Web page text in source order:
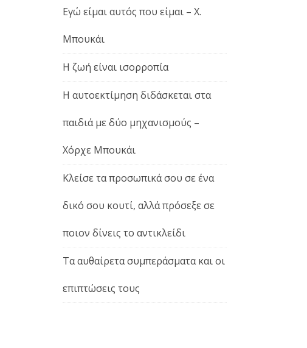
Εγώ είμαι αυτός που είμαι – Χ.
Μπουκάι
Η ζωή είναι ισορροπία
Η αυτοεκτίμηση διδάσκεται στα
παιδιά με δύο μηχανισμούς –
Χόρχε Μπουκάι
Κλείσε τα προσωπικά σου σε ένα
δικό σου κουτί, αλλά πρόσεξε σε
ποιον δίνεις το αντικλείδι
Τα αυθαίρετα συμπεράσματα και οι
επιπτώσεις τους